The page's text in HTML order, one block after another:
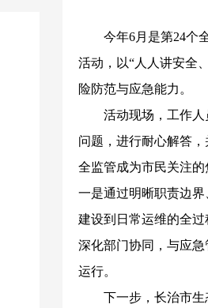
今年6月是第24个
活动，以“人人讲安全
险防范与应急能力。
活动现场，工作
问题，进行耐心解答
全监管成为市民关注
一是通过明晰职责边
建设到日常运维的全
深化部门协同，与应
运行。
下一步，长治市